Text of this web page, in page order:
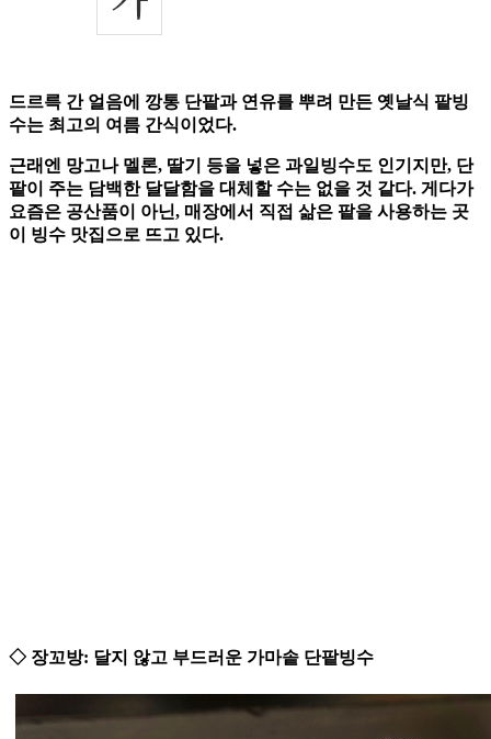
드르륵 간 얼음에 깡통 단팥과 연유를 뿌려 만든 옛날식 팥빙
수는 최고의 여름 간식이었다.
근래엔 망고나 멜론, 딸기 등을 넣은 과일빙수도 인기지만, 단
팥이 주는 담백한 달달함을 대체할 수는 없을 것 같다. 게다가
요즘은 공산품이 아닌, 매장에서 직접 삶은 팥을 사용하는 곳
이 빙수 맛집으로 뜨고 있다.
◇ 장꼬방: 달지 않고 부드러운 가마솥 단팥빙수